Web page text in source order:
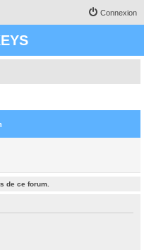
Connexion
de ce forum.